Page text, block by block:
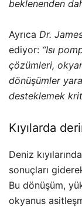
beklenenden
Ayrıca Dr.
ediyor: “Isı
çözümleri,
dönüşümler
desteklemek
Kıyılarda
Deniz
sonuçları
Bu dönüşüm,
okyanus